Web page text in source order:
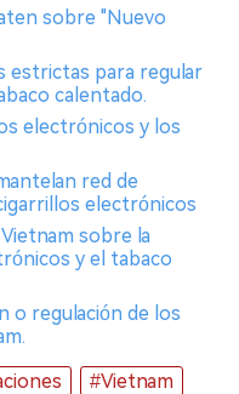
sobre "Nuevo
estrictas para regular
calentado.
electrónicos y los
red de
electrónicos
sobre la
y el tabaco
o regulación de los
#Vietnam